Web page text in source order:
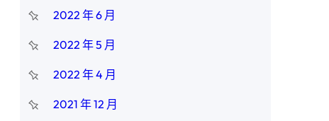
2022 年 6 月
2022 年 5 月
2022 年 4 月
2021 年 12 月